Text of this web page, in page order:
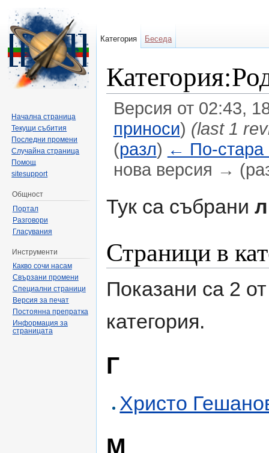
Версия от 02:43,
приноси) (last 1
(разл) ← По-стара
нова версия →
Тук са събрани
Страници в
Показани са 2
категория.
Г
Христо
М
Категория Беседа
Начална страница
Текущи събития
Последни промени
Случайна страница
Помощ
sitesupport
Общност
Портал
Разговори
Гласувания
Инструменти
Какво сочи насам
Свързани промени
Специални страници
Версия за печат
Постоянна препратка
Информация за
страницата